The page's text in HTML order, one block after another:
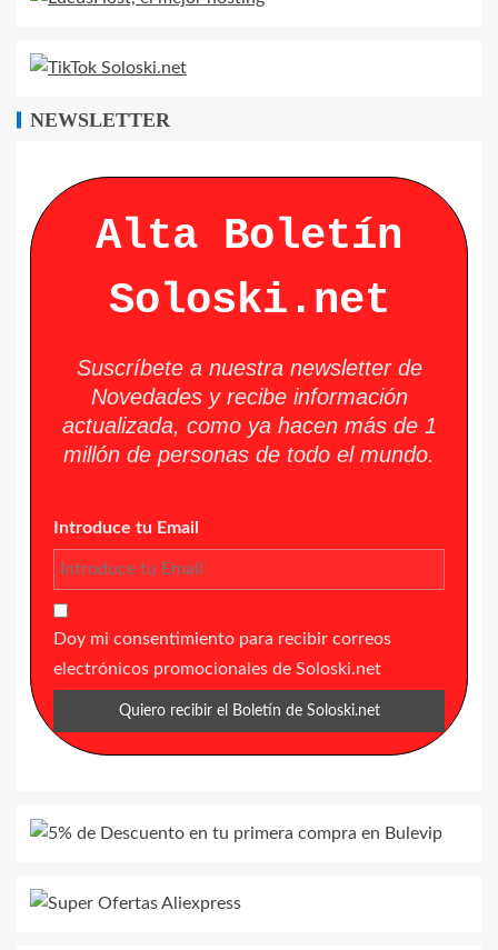
NEWSLETTER
Alta Boletín
Soloski.net
Suscríbete a nuestra newsletter de
Novedades y recibe información
actualizada, como ya hacen más de 1
millón de personas de todo el mundo.
Introduce tu Email
Doy mi consentimiento para recibir correos
electrónicos promocionales de Soloski.net